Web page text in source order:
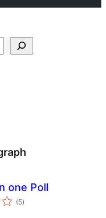
one Poll
(5celkové
hodnotenie
)